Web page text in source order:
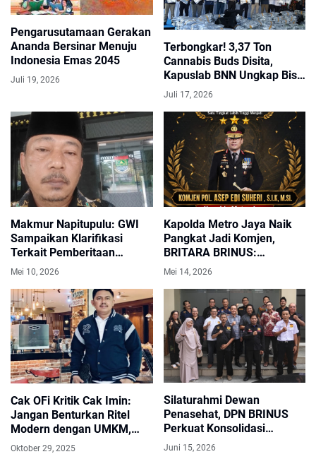
​Pengarusutamaan Gerakan
Ananda Bersinar Menuju
Indonesia Emas 2045
Juli 19, 2026
Terbongkar! 3,37 Ton
Cannabis Buds Disita,
Kapuslab BNN Ungkap Bisa
Diolah Jadi 2,27 Juta Vape
Juli 17, 2026
Makmur Napitupulu: GWI
Sampaikan Klarifikasi
Terkait Pemberitaan
Dugaan Pengeroyokan
Anggota Organisasi
Mei 10, 2026
Kapolda Metro Jaya Naik
Pangkat Jadi Komjen,
BRITARA BRINUS:
Dinamika Sosial Jakarta
Berbeda
Mei 14, 2026
Cak OFi Kritik Cak Imin:
Jangan Benturkan Ritel
Modern dengan UMKM,
Justru Harus Bersinergi
Oktober 29, 2025
Silaturahmi Dewan
Penasehat, DPN BRINUS
Perkuat Konsolidasi
Organisasi dan Sambut
Energi Baru
Juni 15, 2026